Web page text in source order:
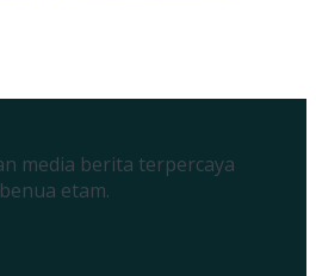
media berita terpercaya
etam.